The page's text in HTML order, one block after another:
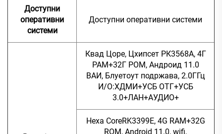
Доступни
оперативни
системи
Доступни оперативни системи
Квад Цоре, Цхипсет РК3568А, 4Г
РАМ+32Г РОМ, Андроид 11.0
ВАИ, Блуетоут подржава, 2.0ГГц
И/О:ХДМИ+УСБ ОТГ+УСБ
3.0+ЛАН+АУДИО+
Hexa CoreRK3399E, 4G RAM+32G
ROM, Android 11.0, wifi,